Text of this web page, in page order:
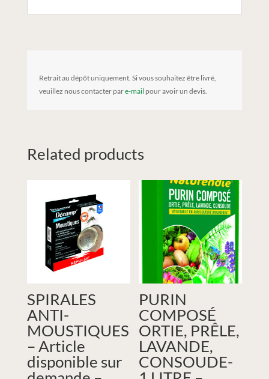
Retrait au dépôt uniquement. Si vous souhaitez être livré,
veuillez nous contacter pare-mail pour avoir un devis.
Related products
SPIRALES
ANTI-
MOUSTIQUES
– Article
disponible sur
PURIN
COMPOSÉ
ORTIE, PRÊLE,
LAVANDE,
CONSOUDE-